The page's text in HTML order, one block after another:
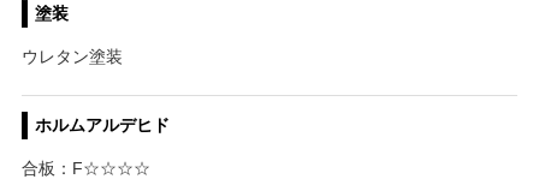
塗装
ウレタン塗装
ホルムアルデヒド
合板：F☆☆☆☆